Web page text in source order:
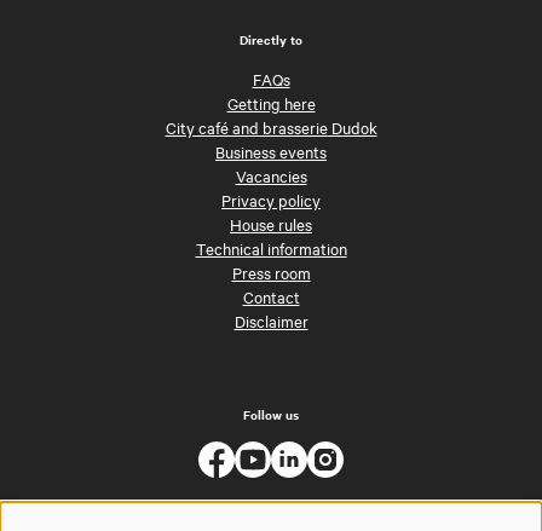
Directly to
FAQs
Getting here
City café and brasserie Dudok
Business events
Vacancies
Privacy policy
House rules
Technical information
Press room
Contact
Disclaimer
Follow us